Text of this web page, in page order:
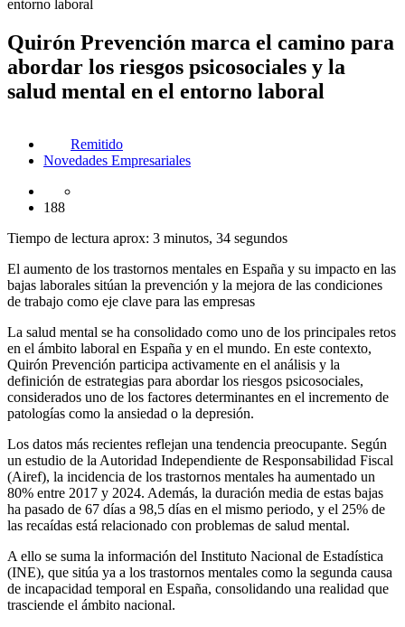
entorno laboral
Quirón Prevención marca el camino para
abordar los riesgos psicosociales y la
salud mental en el entorno laboral
Remitido
Novedades Empresariales
188
Tiempo de lectura aprox: 3 minutos, 34 segundos
El aumento de los trastornos mentales en España y su impacto en las
bajas laborales sitúan la prevención y la mejora de las condiciones
de trabajo como eje clave para las empresas
La salud mental se ha consolidado como uno de los principales retos
en el ámbito laboral en España y en el mundo. En este contexto,
Quirón Prevención participa activamente en el análisis y la
definición de estrategias para abordar los riesgos psicosociales,
considerados uno de los factores determinantes en el incremento de
patologías como la ansiedad o la depresión.
Los datos más recientes reflejan una tendencia preocupante. Según
un estudio de la Autoridad Independiente de Responsabilidad Fiscal
(Airef), la incidencia de los trastornos mentales ha aumentado un
80% entre 2017 y 2024. Además, la duración media de estas bajas
ha pasado de 67 días a 98,5 días en el mismo periodo, y el 25% de
las recaídas está relacionado con problemas de salud mental.
A ello se suma la información del Instituto Nacional de Estadística
(INE), que sitúa ya a los trastornos mentales como la segunda causa
de incapacidad temporal en España, consolidando una realidad que
trasciende el ámbito nacional.